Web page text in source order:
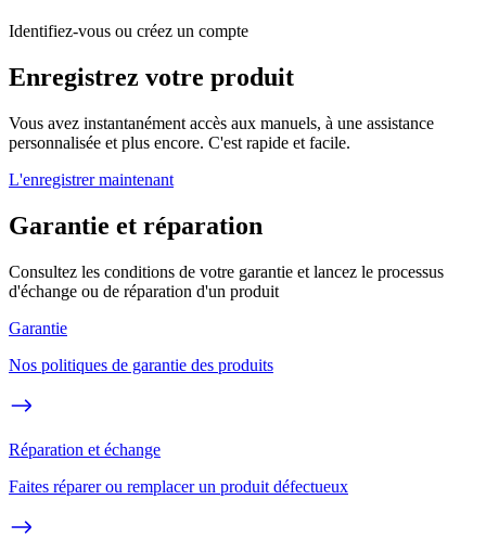
Identifiez-vous ou créez un compte
Enregistrez votre produit
Vous avez instantanément accès aux manuels, à une assistance
personnalisée et plus encore. C'est rapide et facile.
L'enregistrer maintenant
Garantie et réparation
Consultez les conditions de votre garantie et lancez le processus
d'échange ou de réparation d'un produit
Garantie
Nos politiques de garantie des produits
Réparation et échange
Faites réparer ou remplacer un produit défectueux